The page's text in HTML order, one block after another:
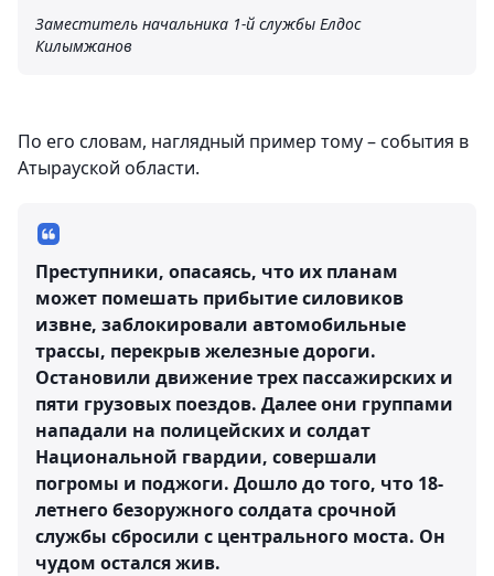
Заместитель начальника 1-й службы Елдос
Килымжанов
По его словам, наглядный пример тому – события в
Атырауской области.
Преступники, опасаясь, что их планам
может помешать прибытие силовиков
извне, заблокировали автомобильные
трассы, перекрыв железные дороги.
Остановили движение трех пассажирских и
пяти грузовых поездов. Далее они группами
нападали на полицейских и солдат
Национальной гвардии, совершали
погромы и поджоги. Дошло до того, что 18-
летнего безоружного солдата срочной
службы сбросили с центрального моста. Он
чудом остался жив.